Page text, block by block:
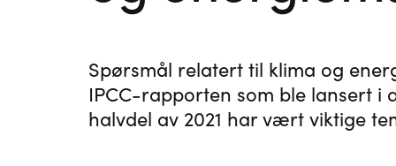
Spørsmål relatert til klima og
IPCC-rapporten som ble lansert i
halvdel av 2021 har vært viktige